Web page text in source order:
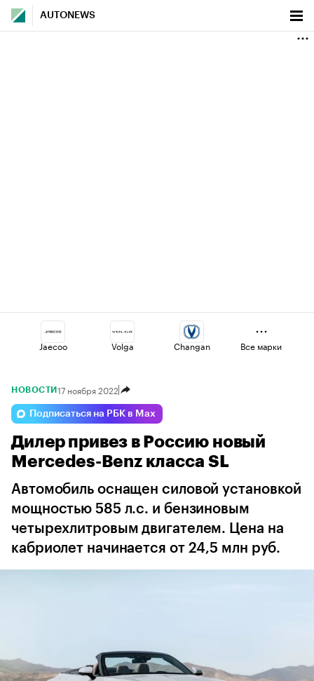
AUTONEWS
Jaecoo Volga Changan
Geely Voyah
Lada Haval Esteo
Все марки
НОВОСТИ 17 ноября 2022
Подписаться на РБК в Max
Дилер привез в Россию новый
Mercedes-Benz класса SL
Автомобиль оснащен силовой установкой
мощностью 585 л.с. и бензиновым
четырехлитровым двигателем. Цена на
кабриолет начинается от 24,5 млн руб.